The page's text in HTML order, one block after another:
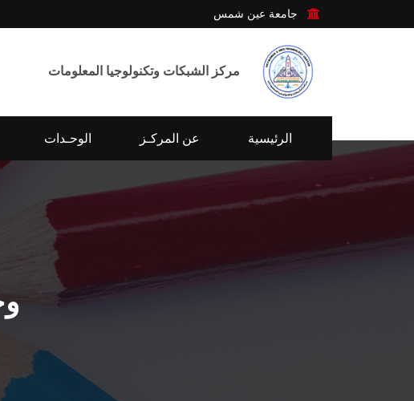
جامعة عين شمس
الرئيسية عن المركـز الوحـدات